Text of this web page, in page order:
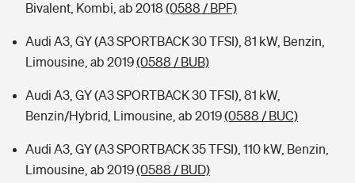
Bivalent, Kombi, ab 2018 (0588 / BPF)
Audi A3, GY (A3 SPORTBACK 30 TFSI), 81 kW, Benzin,
Limousine, ab 2019(0588 / BUB)
Audi A3, GY (A3 SPORTBACK 30 TFSI), 81 kW,
Benzin/Hybrid, Limousine, ab 2019(0588 / BUC)
Audi A3, GY (A3 SPORTBACK 35 TFSI), 110 kW, Benzin,
Limousine, ab 2019(0588 / BUD)